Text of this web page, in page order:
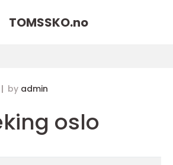
TOMSSKO.no
by admin
oslo